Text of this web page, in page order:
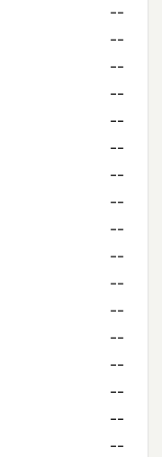
--
--
--
--
--
--
--
--
--
--
--
--
--
--
--
--
--